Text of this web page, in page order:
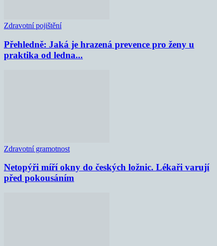
Zdravotní pojištění
Přehledně: Jaká je hrazená prevence pro ženy u
praktika od ledna...
Zdravotní gramotnost
Netopýři míří okny do českých ložnic. Lékaři varují
před pokousáním